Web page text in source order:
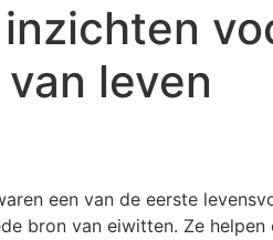
leven
een van de eerste
bron van eiwitten. Ze